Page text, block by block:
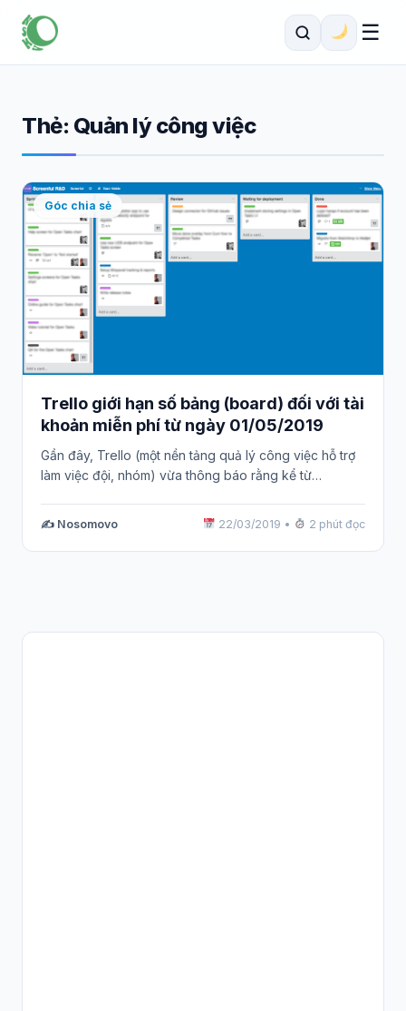
☰
Thẻ: Quản lý công việc
Góc chia sẻ
Trello giới hạn số bảng (board) đối với tài
khoản miễn phí từ ngày 01/05/2019
Gần đây, Trello (một nền tảng quả lý công việc hỗ trợ
làm việc đội, nhóm) vừa thông báo rằng kể từ…
✍️ Nosomovo 22/03/2019 • 2 phút đọc